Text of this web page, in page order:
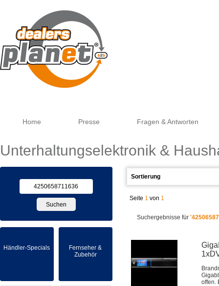
Home Presse Fragen & Antworten
Unterhaltungselektronik &
Seite 1 von 1
Suchergebnisse für
offen.
Händler-Specials
Fernseher &
Zubehör